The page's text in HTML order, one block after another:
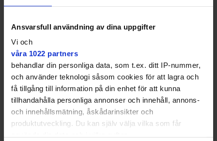
Ansvarsfull användning av dina uppgifter
Vi och
våra 1022 partners
behandlar din personliga data, som t.ex. ditt IP-nummer,
och använder teknologi såsom cookies för att lagra och
få tillgång till information på din enhet för att kunna
tillhandahålla personliga annonser och innehåll, annons-
och innehållsmätning, åskådarinsikter och
produktutveckling. Du kan själv välja vilka som får
Försöksgymnasium
"Försöksgymnasiet i Kärrtorp" är ett namn som
härrör från en tid med kommande
skolreformer. Från försöksgymnasierna ville
man inhämta erfarenheter innan reformer
genomfördes på bred front.
1967 fick skolan namnet Kärrtorps gymnasium.
Från invigningsåret fanns ingen på plats, men väl